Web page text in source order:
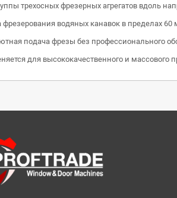
трехосных фрезерных агрегатов вдоль
водяных канавок в пределах 60
подача фрезы без профессионального
для высококачественного и массового